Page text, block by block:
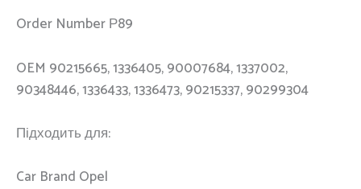
Order Number Р89
OEM 90215665, 1336405, 90007684, 1337002,
90348446, 1336433, 1336473, 90215337, 90299304
Підходить для:
Car Brand Opel